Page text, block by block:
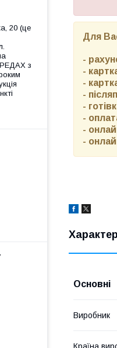
Для
-
-
-
-
-
-
-
-
Основні
Виробник
20 (це
з